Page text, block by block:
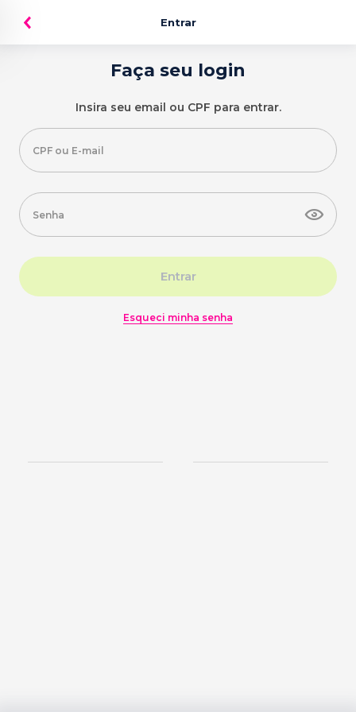
Entrar
Faça seu login
Insira seu email ou CPF para entrar.
Entrar
Esqueci minha senha